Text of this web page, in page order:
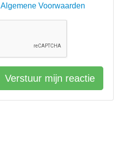
Algemene Voorwaarden
Verstuur mijn reactie